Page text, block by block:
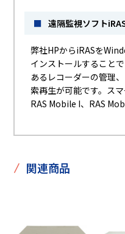
■ 遠隔監視ソフト
弊社HPからiRASを
インストールすること
あるレコーダーの管理
索再生が可能です。ス
RAS Mobile I、RAS
/ 関連商品